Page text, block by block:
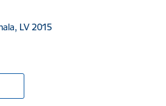
LV 2015